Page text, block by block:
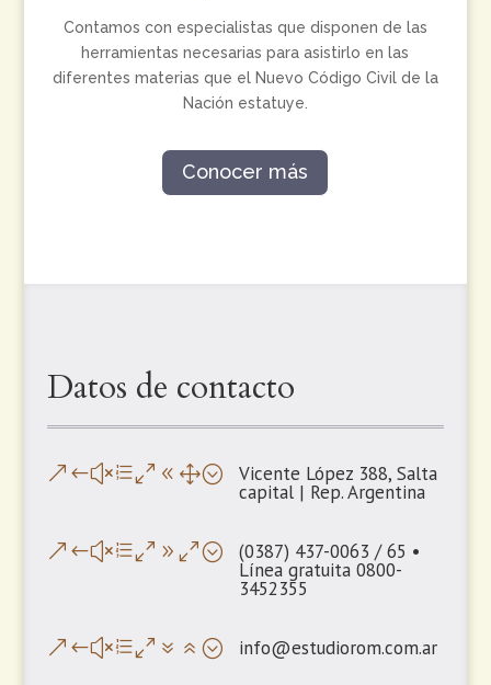
Contamos con especialistas que disponen de las
herramientas necesarias para asistirlo en las
diferentes materias que el Nuevo Código Civil de la
Nación estatuye.
Conocer más
Datos de contacto
&#xe081; Vicente López 388, Salta
capital | Rep. Argentina
&#xe090; (0387) 437-0063 / 65 •
Línea gratuita 0800-
3452355
&#xe076; info@estudiorom.com.ar